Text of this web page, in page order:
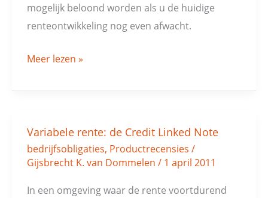
mogelijk beloond worden als u de huidige
renteontwikkeling nog even afwacht.
Meer lezen »
Variabele rente: de Credit Linked Note
bedrijfsobligaties, Productrecensies /
Gijsbrecht K. van Dommelen / 1 april 2011
In een omgeving waar de rente voortdurend
Variabele
rente:
de
Credit